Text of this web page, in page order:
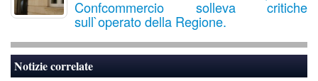
Confcommercio solleva critiche
sull`operato della Regione.
Notizie correlate